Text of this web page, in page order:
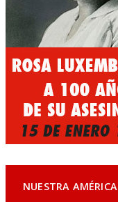
NUESTRA AMÉRICA